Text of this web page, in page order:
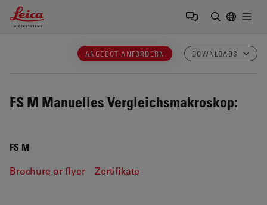
Leica Microsystems Logo
ANGEBOT ANFORDERN DOWNLOADS
FS M Manuelles Vergleichsmakroskop:
FS M
Brochure or flyer Zertifikate